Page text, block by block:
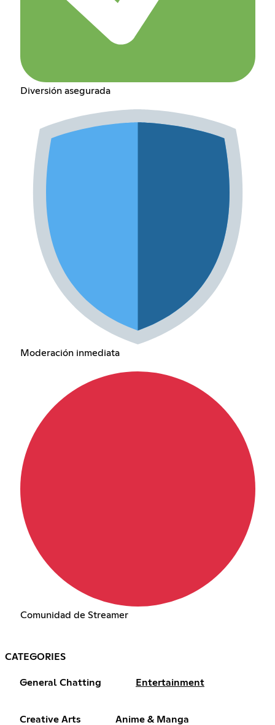
Diversión asegurada
Moderación inmediata
Comunidad de Streamer
CATEGORIES
General Chatting Entertainment
Creative Arts Anime & Manga